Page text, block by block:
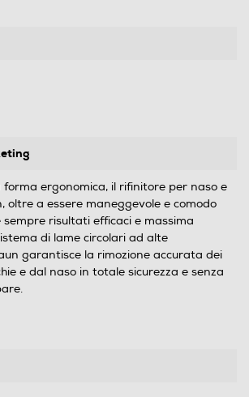
forma ergonomica, il rifinitore per naso e
oltre a essere maneggevole e comodo
risultati efficaci e massima
di lame circolari ad alte
garantisce la rimozione accurata dei
e dal naso in totale sicurezza e senza